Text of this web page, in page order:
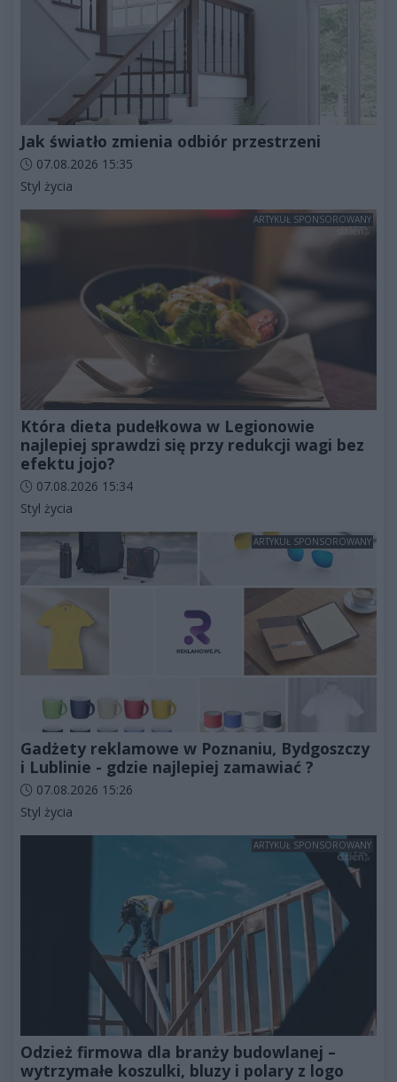
Jak światło zmienia odbiór przestrzeni
Data dodania artykułu:
07.08.2026 15:35
Kategorie artykułu:
Styl życia
ARTYKUŁ SPONSOROWANY
Która dieta pudełkowa w Legionowie
najlepiej sprawdzi się przy redukcji wagi bez
efektu jojo?
Data dodania artykułu:
07.08.2026 15:34
Kategorie artykułu:
Styl życia
ARTYKUŁ SPONSOROWANY
Gadżety reklamowe w Poznaniu, Bydgoszczy
i Lublinie - gdzie najlepiej zamawiać ?
Data dodania artykułu:
07.08.2026 15:26
Kategorie artykułu:
Styl życia
ARTYKUŁ SPONSOROWANY
Odzież firmowa dla branży budowlanej –
wytrzymałe koszulki, bluzy i polary z logo